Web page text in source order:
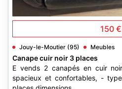
150 €
Jouy-le-Moutier (95) Meubles
Canape cuir noir 3 places
E vends 2 canapés en cuir
spacieux et confortables, -